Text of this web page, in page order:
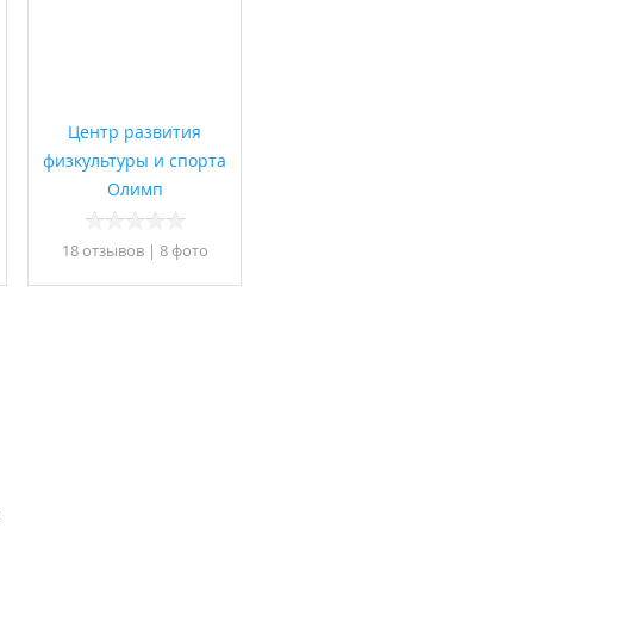
Центр развития
физкультуры и спорта
Олимп
18 отзывов| 8 фото